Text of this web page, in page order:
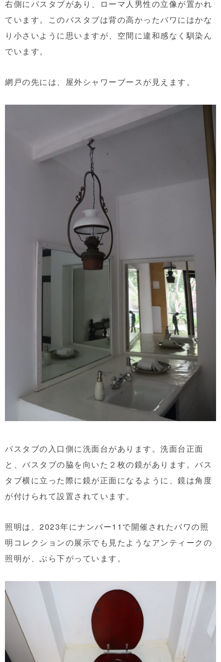
右側にバスタブがあり、ローマ人男性の立像が置かれ
ています。このバスタブは背の高かったバワにはかな
り小さいように思いますが、空間に違和感なく馴染ん
でいます。
網戸の先には、屋外シャワーブースが見えます。
バスタブの入口側に洗面台があります。洗面台正面
と、バスタブの脇を向いた２枚の鏡があります。バス
タブ横に立った際に鏡が正面になるように、鏡は角度
が付けられて設置されています。
照明は、2023年にナンバー11で開催されたバワの照
明コレクションの展示でも見たようなアンティークの
照明が、ぶら下がっています。